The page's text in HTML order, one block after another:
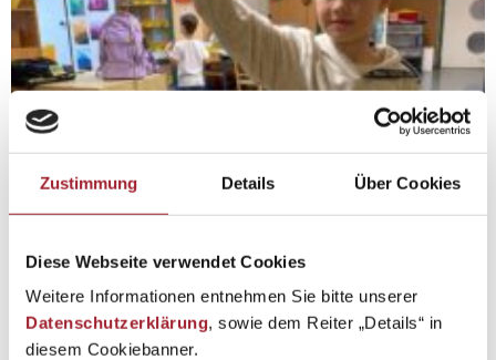
Zustimmung Details Über Cookies
Diese Webseite verwendet Cookies
Weitere Informationen entnehmen Sie bitte unserer
Datenschutzerklärung, sowie dem Reiter „Details“ in
diesem Cookiebanner.